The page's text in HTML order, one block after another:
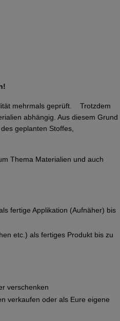
mehrmals geprüft. Trotzdem
abhängig. Aus diesem Grund
geplanten Stoffes,
Thema Materialien und auch
fertige Applikation (Aufnäher) bis
etc.) als fertiges Produkt bis zu
verschenken
verkaufen oder als Eure eigene